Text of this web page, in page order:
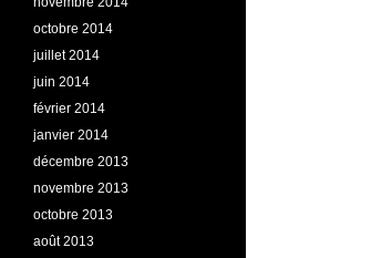
octobre 2014
juillet 2014
juin 2014
février 2014
janvier 2014
décembre 2013
novembre 2013
octobre 2013
août 2013